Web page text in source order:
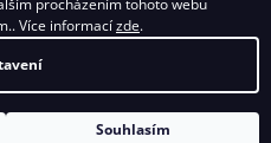
procházením tohoto webu
Více informacízde.
Souhlasím
Shoptet
. Všechna práva vyhrazena.